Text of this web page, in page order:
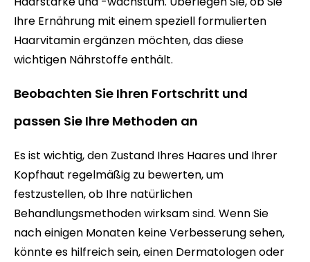
Ihre Ernährung mit einem speziell formulierten
Haarvitamin ergänzen möchten, das diese
wichtigen Nährstoffe enthält.
Beobachten Sie Ihren Fortschritt und
passen Sie Ihre Methoden an
Es ist wichtig, den Zustand Ihres Haares und Ihrer
Kopfhaut regelmäßig zu bewerten, um
festzustellen, ob Ihre natürlichen
Behandlungsmethoden wirksam sind. Wenn Sie
nach einigen Monaten keine Verbesserung sehen,
könnte es hilfreich sein, einen Dermatologen oder